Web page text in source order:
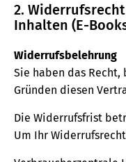
2.
Inhalten (E-
Widerrufsbelehrung
Sie haben das Recht,
Gründen diesen
Die Widerrufsfrist
Um Ihr